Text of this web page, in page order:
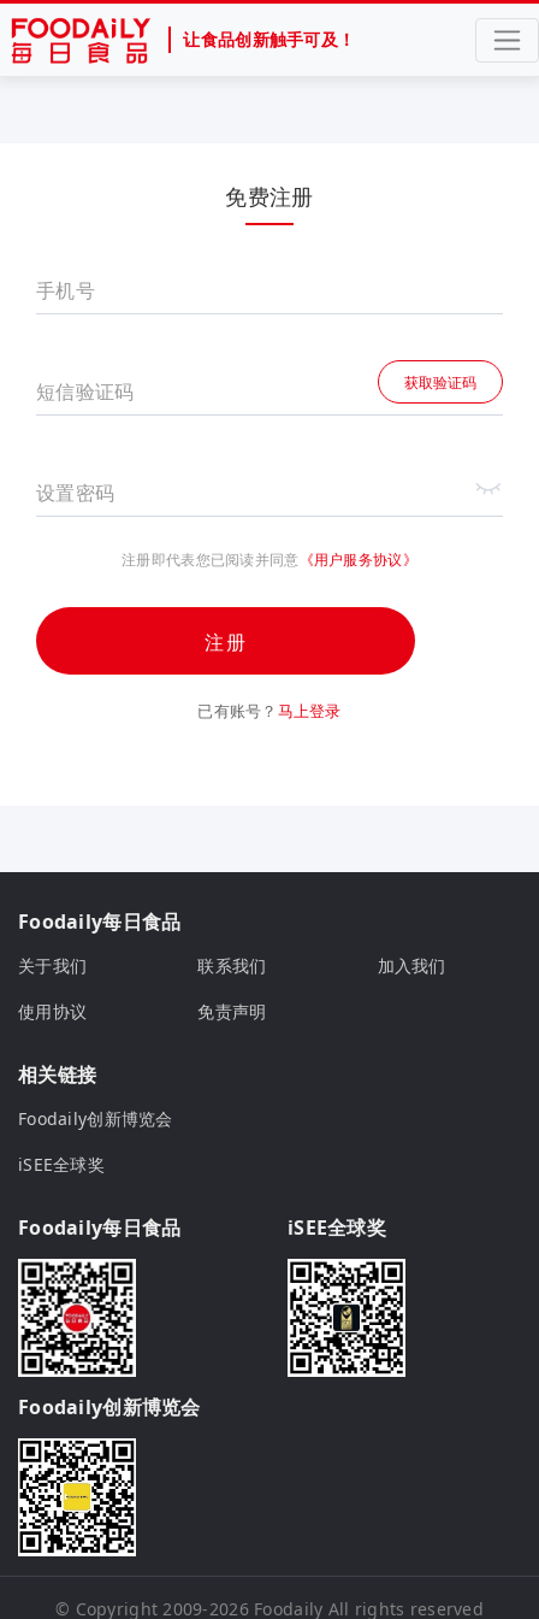
让食品创新触手可及！
免费注册
手机号
短信验证码 获取验证码
设置密码
注册即代表您已阅读并同意 《用户服务协议》
注册
已有账号？ 马上登录
Foodaily每日食品
关于我们 联系我们
加入我们
使用协议
免责声明
相关链接
Foodaily创新博览会
iSEE全球奖
Foodaily每日食品 iSEE全球奖
Foodaily创新博览会
© Copyright 2009-2026 Foodaily All rights reserved